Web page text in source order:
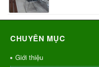
CHUYÊN MỤC
Giới thiệu